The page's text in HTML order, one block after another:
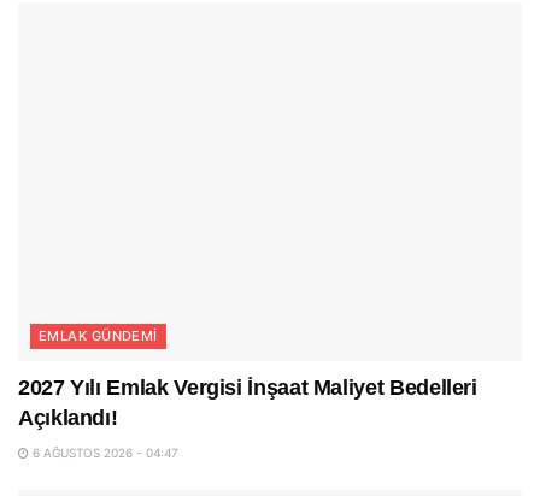
EMLAK GÜNDEMI
2027 Yılı Emlak Vergisi İnşaat Maliyet Bedelleri
Açıklandı!
6 AĞUSTOS 2026 - 04:47